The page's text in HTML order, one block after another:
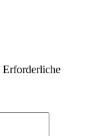
Erforderliche